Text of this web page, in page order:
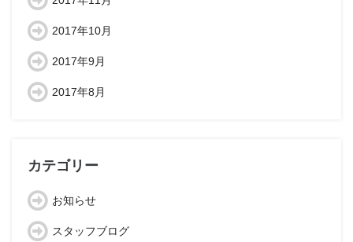
2017年10月
2017年9月
2017年8月
カテゴリー
お知らせ
スタッフブログ